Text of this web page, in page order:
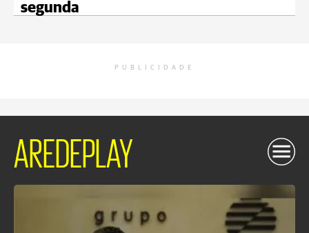
segunda
PUBLICIDADE
AREDEPLAY